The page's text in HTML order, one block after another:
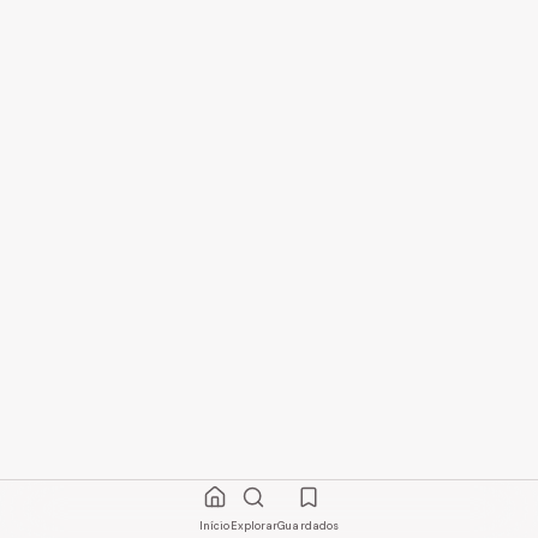
InícioExplorarGuardados